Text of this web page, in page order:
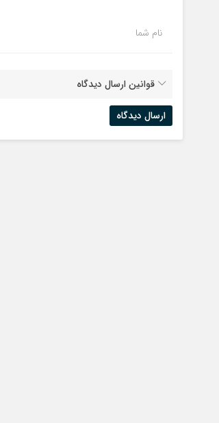
نام شما
قوانین ارسال دیدگاه